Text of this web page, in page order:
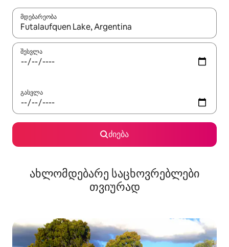
მდებარეობა
როცა შედეგები ხელმისაწვდომი გახდება, ნავიგაციისთვის
შესვლა
გასვლა
ძიება
ახლომდებარე საცხოვრებლები
თვიურად